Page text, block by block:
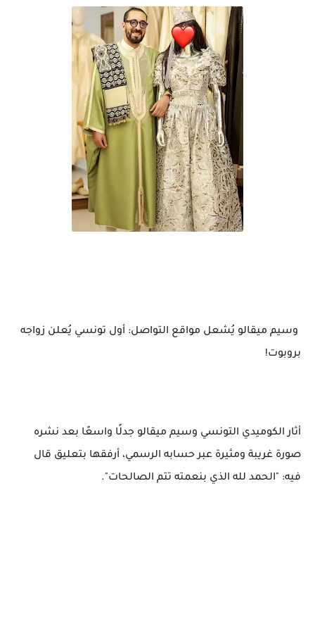
وسيم ميقالو يُشعل مواقع التواصل: أول تونسي يُعلن زواجه
بروبوت!
أثار الكوميدي التونسي وسيم ميقالو جدلًا واسعًا بعد نشره
صورة غريبة ومثيرة عبر حسابه الرسمي، أرفقها بتعليق قال
فيه: "الحمد لله الذي بنعمته تتم الصالحات".